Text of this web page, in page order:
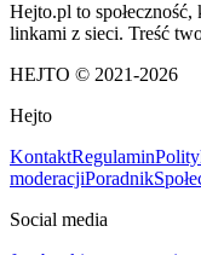
Hejto.pl to
linkami z sieci. Treść
HEJTO © 2021-2026
Hejto
KontaktRegulamin
moderacjiPoradnik
Social media